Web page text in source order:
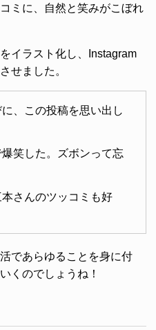
ミに、自然と笑みがこぼれ
イラスト化し、Instagram
せました。
、この投稿を思い出し
笑した。ズボンって忘
さんのツッコミも好
であらゆることを身に付
くのでしょうね！